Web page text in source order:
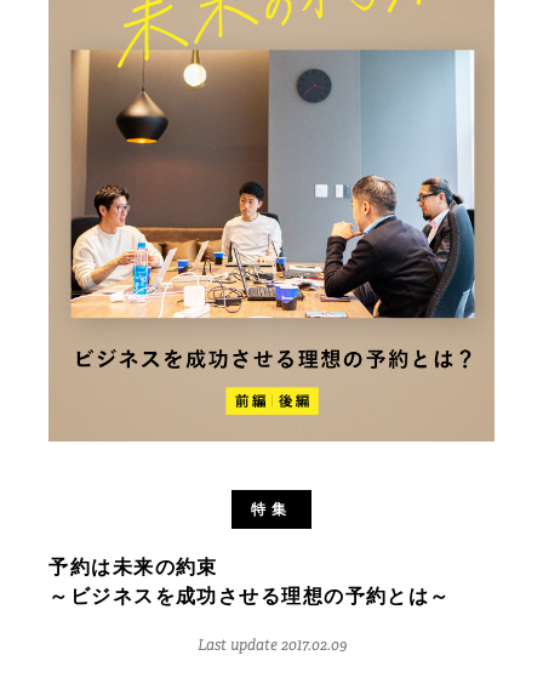
特集
予約は未来の約束
～ビジネスを成功させる理想の予約とは～
Last update 2017.02.09